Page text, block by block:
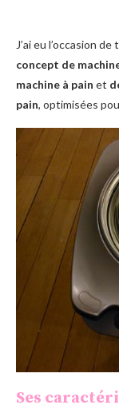
J’ai eu l’occasion
concept de
machine à pain et
pain, optimisées
Ses